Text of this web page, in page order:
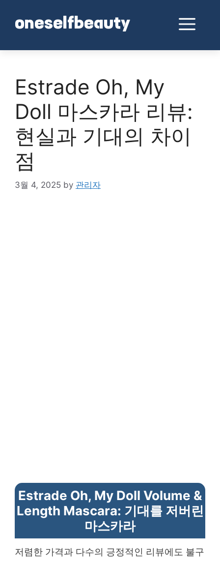
contentoneselfbeauty
Estrade Oh, My
Doll 마스카라 리뷰:
현실과 기대의 차이
점
3월 4, 2025 by 관리자
Estrade Oh, My Doll Volume &
Length Mascara: 기대를 저버린
마스카라
저렴한 가격과 다수의 긍정적인 리뷰에도 불구